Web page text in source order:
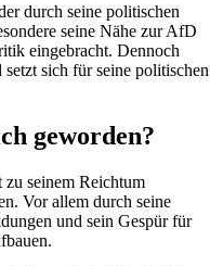
durch seine politischen
seine Nähe zur AfD
eingebracht. Dennoch
sich für seine politischen
geworden?
seinem Reichtum
Vor allem durch seine
und sein Gespür für